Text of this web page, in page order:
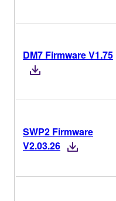
DM7 Firmware V1.75
SWP2 Firmware
V2.03.26